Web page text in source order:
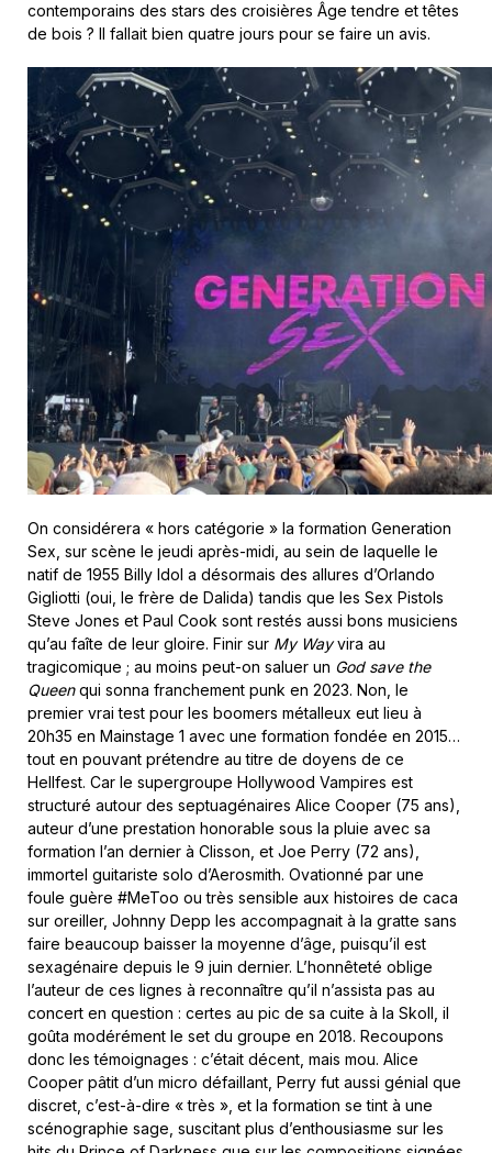
contemporains des stars des croisières Âge tendre et têtes
de bois ? Il fallait bien quatre jours pour se faire un avis.
On considérera « hors catégorie » la formation Generation
Sex, sur scène le jeudi après-midi, au sein de laquelle le
natif de 1955 Billy Idol a désormais des allures d’Orlando
Gigliotti (oui, le frère de Dalida) tandis que les Sex Pistols
Steve Jones et Paul Cook sont restés aussi bons musiciens
qu’au faîte de leur gloire. Finir sur My Wayvira au
tragicomique ; au moins peut-on saluer un God save the
Queenqui sonna franchement punk en 2023. Non, le
premier vrai test pour les boomers métalleux eut lieu à
20h35 en Mainstage 1 avec une formation fondée en 2015…
tout en pouvant prétendre au titre de doyens de ce
Hellfest. Car le supergroupe Hollywood Vampires est
structuré autour des septuagénaires Alice Cooper (75 ans),
auteur d’une prestation honorable sous la pluie avec sa
formation l’an dernier à Clisson, et Joe Perry (72 ans),
immortel guitariste solo d’Aerosmith. Ovationné par une
foule guère #MeToo ou très sensible aux histoires de caca
sur oreiller, Johnny Depp les accompagnait à la gratte sans
faire beaucoup baisser la moyenne d’âge, puisqu’il est
sexagénaire depuis le 9 juin dernier. L’honnêteté oblige
l’auteur de ces lignes à reconnaître qu’il n’assista pas au
concert en question : certes au pic de sa cuite à la Skoll, il
goûta modérément le set du groupe en 2018. Recoupons
donc les témoignages : c’était décent, mais mou. Alice
Cooper pâtit d’un micro défaillant, Perry fut aussi génial que
discret, c’est-à-dire « très », et la formation se tint à une
scénographie sage, suscitant plus d’enthousiasme sur les